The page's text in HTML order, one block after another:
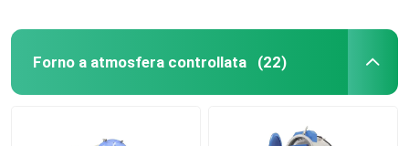
Forno a atmosfera controllata (22)